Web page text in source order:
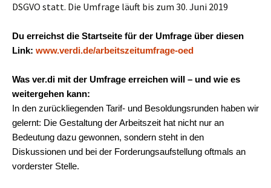
DSGVO statt. Die Umfrage läuft bis zum 30. Juni 2019
Du erreichst die Startseite für der Umfrage über diesen
Link: www.verdi.de/arbeitszeitumfrage-oed
Was ver.di mit der Umfrage erreichen will – und wie es
weitergehen kann:
In den zurückliegenden Tarif- und Besoldungsrunden haben wir
gelernt: Die Gestaltung der Arbeitszeit hat nicht nur an
Bedeutung dazu gewonnen, sondern steht in den
Diskussionen und bei der Forderungsaufstellung oftmals an
vorderster Stelle.